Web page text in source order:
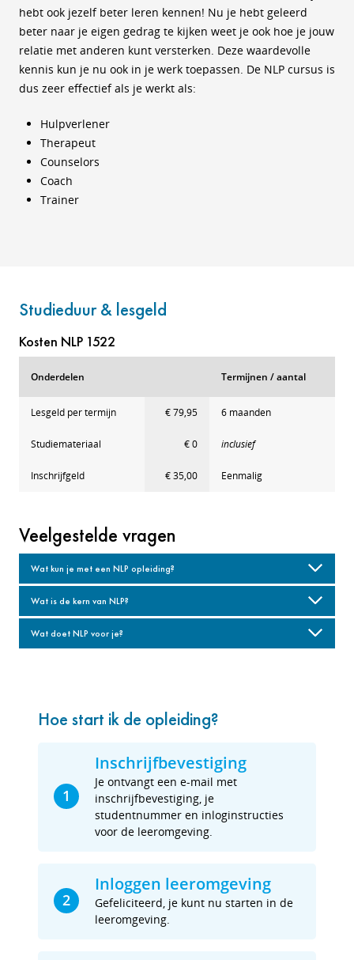
hebt ook jezelf beter leren kennen! Nu je hebt geleerd
beter naar je eigen gedrag te kijken weet je ook hoe je jouw
relatie met anderen kunt versterken. Deze waardevolle
kennis kun je nu ook in je werk toepassen. De NLP cursus is
dus zeer effectief als je werkt als:
Hulpverlener
Therapeut
Counselors
Coach
Trainer
Studieduur & lesgeld
Kosten NLP 1522
Onderdelen Termijnen / aantal
Lesgeld per termijn € 79,95 6 maanden
Studiemateriaal € 0 inclusief
Inschrijfgeld € 35,00 Eenmalig
Veelgestelde vragen
Wat kun je met een NLP opleiding?
Wat is de kern van NLP?
Wat doet NLP voor je?
Hoe start ik de opleiding?
1
Inschrijfbevestiging
Je ontvangt een e-mail met
inschrijfbevestiging, je
studentnummer en inloginstructies
voor de leeromgeving.
2
Inloggen leeromgeving
Gefeliciteerd, je kunt nu starten in de
leeromgeving.